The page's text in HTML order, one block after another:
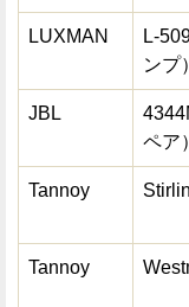
LUXMAN
L-
ンプ）
JBL
ペア）
Tannoy
Tannoy